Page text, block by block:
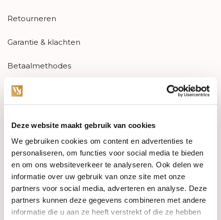
Deze website maakt gebruik van cookies
We gebruiken cookies om content en advertenties te
personaliseren, om functies voor social media te bieden
en om ons websiteverkeer te analyseren. Ook delen we
informatie over uw gebruik van onze site met onze
partners voor social media, adverteren en analyse. Deze
partners kunnen deze gegevens combineren met andere
informatie die u aan ze heeft verstrekt of die ze hebben
Retourneren
Garantie & klachten
Betaalmethodes
Sitemap
Categorieën
Horloges
Juwelen
Trouwringen
PRE-OWNED